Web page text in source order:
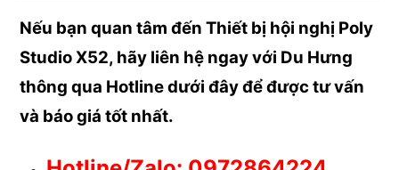
Nếu bạn quan tâm đến Thiết bị hội nghị Poly
Studio X52, hãy liên hệ ngay với Du Hưng
thông qua Hotline dưới đây để đượctư vấn
và báo giá tốt nhất.